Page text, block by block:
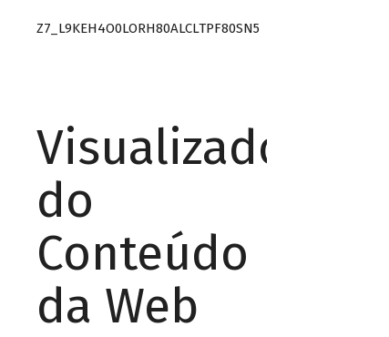
Z7_L9KEH4O0LORH80ALCLTPF80SN5
Visualizador
do
Conteúdo
da Web